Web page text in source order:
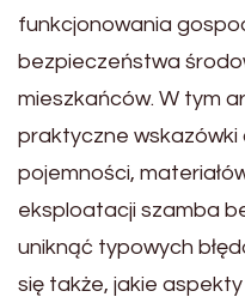
funkcjonowania
bezpieczeństwa
mieszkańców. W tym
praktyczne
pojemności,
eksploatacji szamba
uniknąć typowych
się także, jakie